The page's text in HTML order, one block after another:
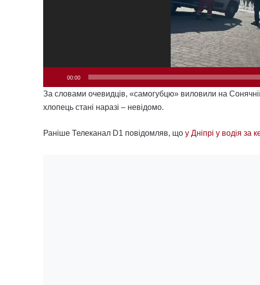
00:00
За словами очевидців, «самогубцю» виловили на
хлопець стані наразі – невідомо.
Раніше Телеканал D1 повідомляв, що у Дніпрі у водія за